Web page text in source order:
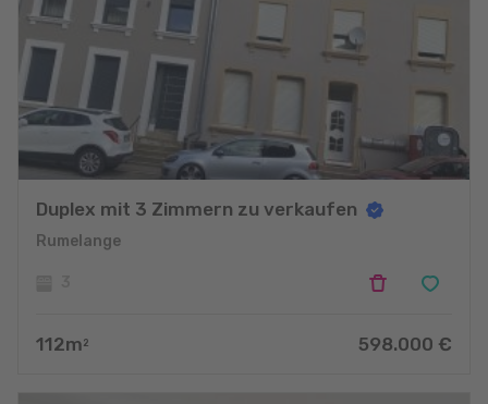
Duplex mit 3 Zimmern zu verkaufen
Rumelange
112m 2 598.000 €